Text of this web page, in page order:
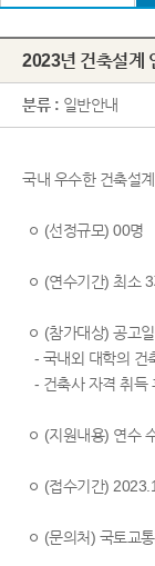
2023년 건축설계
분류 : 일반안내
국내 우수한 건축설
ㅇ (선정규모) 00명
ㅇ (연수기간) 최소
ㅇ (참가대상) 공고
- 국내외 대학의 건
- 건축사 자격 취득
ㅇ (지원내용) 연수
ㅇ (접수기간)
ㅇ (문의처) 국토교